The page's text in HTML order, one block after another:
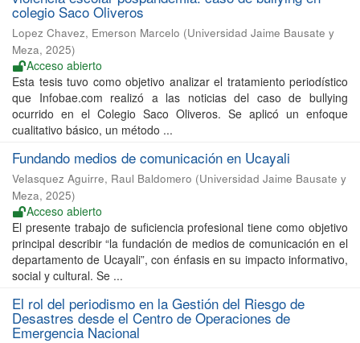
colegio Saco Oliveros
Lopez Chavez, Emerson Marcelo (Universidad Jaime Bausate y
Meza, 2025)
Acceso abierto
Esta tesis tuvo como objetivo analizar el tratamiento periodístico
que Infobae.com realizó a las noticias del caso de bullying
ocurrido en el Colegio Saco Oliveros. Se aplicó un enfoque
cualitativo básico, un método ...
Fundando medios de comunicación en Ucayali
Velasquez Aguirre, Raul Baldomero (Universidad Jaime Bausate y
Meza, 2025)
Acceso abierto
El presente trabajo de suficiencia profesional tiene como objetivo
principal describir “la fundación de medios de comunicación en el
departamento de Ucayali”, con énfasis en su impacto informativo,
social y cultural. Se ...
El rol del periodismo en la Gestión del Riesgo de
Desastres desde el Centro de Operaciones de
Emergencia Nacional